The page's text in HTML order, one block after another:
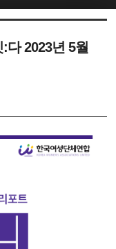
다 2023년 5월
5
5